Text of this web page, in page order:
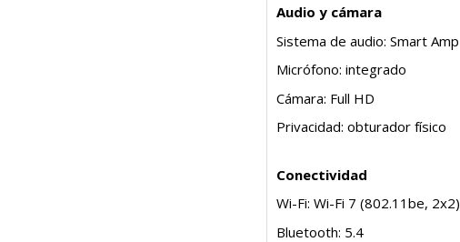
Audio y cámara
Sistema de audio: Smart Amp
Micrófono: integrado
Cámara: Full HD
Privacidad: obturador físico
Conectividad
Wi-Fi: Wi-Fi 7 (802.11be, 2x2)
Bluetooth: 5.4